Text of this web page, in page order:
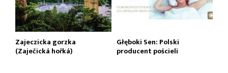
Zajeczicka gorzka
(Zaječická hořká)
Głęboki Sen: Polski
producent pościeli